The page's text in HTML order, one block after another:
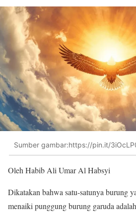
Sumber gambar:https://pin.it/
Oleh Habib Ali Umar Al Habsyi
Dikatakan bahwa satu-satunya burung
menaiki punggung burung garuda